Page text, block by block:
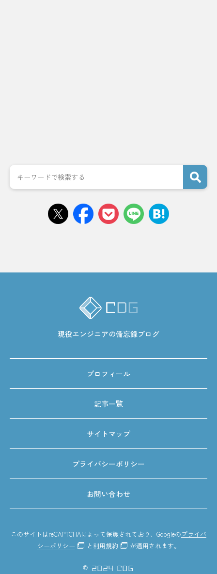
現役エンジニアの備忘録ブログ
プロフィール
記事一覧
サイトマップ
プライバシーポリシー
お問い合わせ
このサイトはreCAPTCHAによって保護されており、Googleのプライバ
シーポリシー
と利用規約 が適用されます。
© 2024 CDG